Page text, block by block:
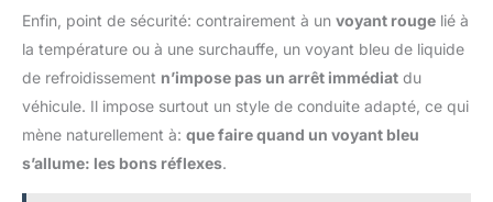
Enfin, point de sécurité: contrairement à un voyant rouge lié à
la température ou à une surchauffe, un voyant bleu de liquide
de refroidissement n’impose pas un arrêt immédiat du
véhicule. Il impose surtout un style de conduite adapté, ce qui
mène naturellement à: que faire quand un voyant bleu
s’allume: les bons réflexes.